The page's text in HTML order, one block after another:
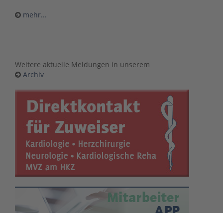
mehr...
Weitere aktuelle Meldungen in unserem
Archiv